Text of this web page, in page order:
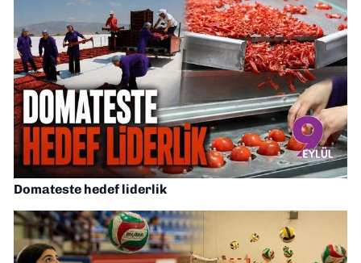
Domateste hedef liderlik